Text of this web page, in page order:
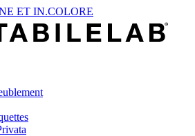
ET IN.COLORE